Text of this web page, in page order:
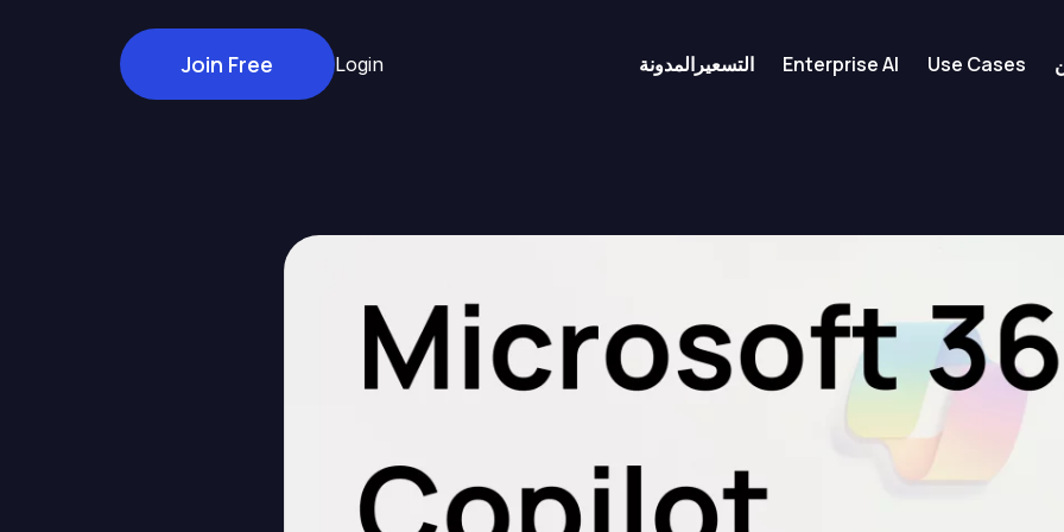
Use Cases
Enterprise AI التسعيرالمدونة Login
Join Free